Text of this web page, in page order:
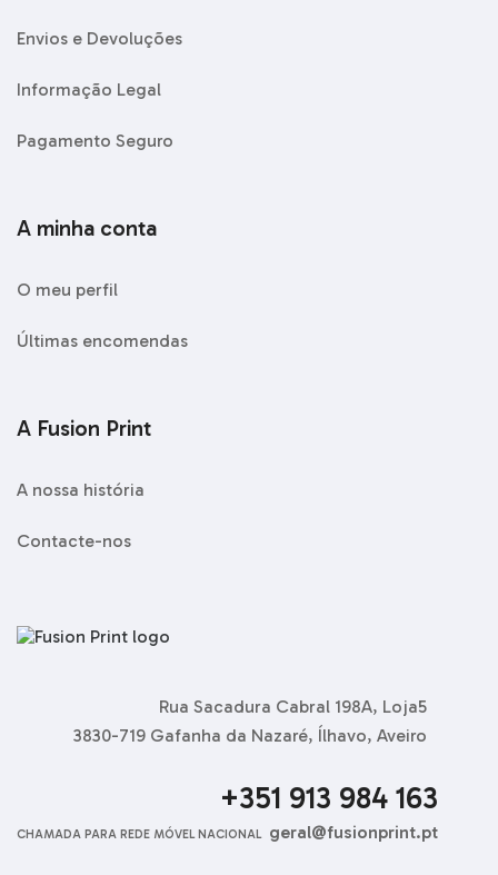
Envios e Devoluções
Informação Legal
Pagamento Seguro
A minha conta
O meu perfil
Últimas encomendas
A Fusion Print
A nossa história
Contacte-nos
Rua Sacadura Cabral 198A, Loja5
3830-719 Gafanha da Nazaré, Ílhavo, Aveiro
+351 913 984 163
CHAMADA PARA REDE MÓVEL NACIONAL geral@fusionprint.pt